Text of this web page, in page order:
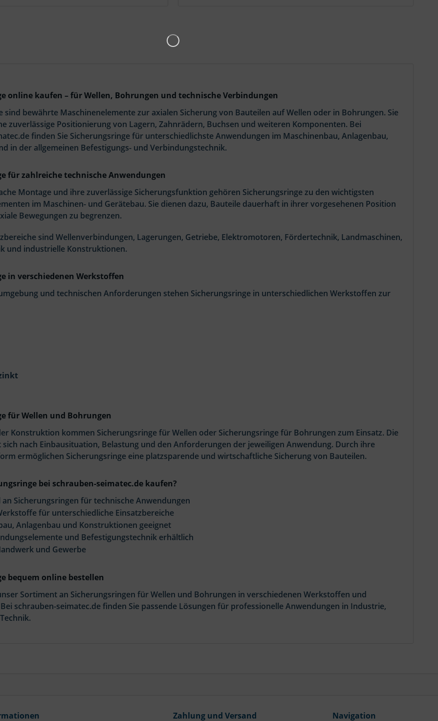
online kaufen – für Wellen, Bohrungen und technische Verbindungen
sind bewährte Maschinenelemente zur axialen Sicherung von Bauteilen auf Wellen oder in Bohrungen. Sie
zuverlässige Positionierung von Lagern, Zahnrädern, Buchsen und weiteren Komponenten. Bei
finden Sie Sicherungsringe für unterschiedlichste Anwendungen im Maschinenbau, Anlagenbau,
in der allgemeinen Befestigungs- und Verbindungstechnik.
für zahlreiche technische Anwendungen
Montage und ihre zuverlässige Sicherungsfunktion gehören Sicherungsringe zu den wichtigsten
im Maschinen- und Gerätebau. Sie dienen dazu, Bauteile dauerhaft in ihrer vorgesehenen Position
Bewegungen zu begrenzen.
sind Wellenverbindungen, Lagerungen, Getriebe, Elektromotoren, Fördertechnik, Landmaschinen,
und industrielle Konstruktionen.
in verschiedenen Werkstoffen
und technischen Anforderungen stehen Sicherungsringe in unterschiedlichen Werkstoffen zur
für Wellen und Bohrungen
Konstruktion kommen Sicherungsringe für Wellen oder Sicherungsringe für Bohrungen zum Einsatz. Die
nach Einbausituation, Belastung und den Anforderungen der jeweiligen Anwendung. Durch ihre
ermöglichen Sicherungsringe eine platzsparende und wirtschaftliche Sicherung von Bauteilen.
bei schrauben-seimatec.de kaufen?
Sicherungsringen für technische Anwendungen
für unterschiedliche Einsatzbereiche
Anlagenbau und Konstruktionen geeignet
und Befestigungstechnik erhältlich
und Gewerbe
bequem online bestellen
Sortiment an Sicherungsringen für Wellen und Bohrungen in verschiedenen Werkstoffen und
schrauben-seimatec.de finden Sie passende Lösungen für professionelle Anwendungen in Industrie,
Zahlung und Versand Navigation